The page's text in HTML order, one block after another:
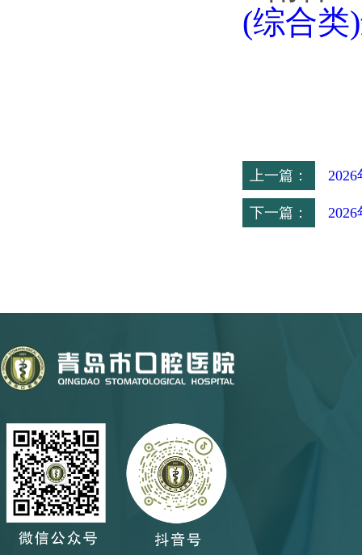
(综合类
上一篇：
下一篇：